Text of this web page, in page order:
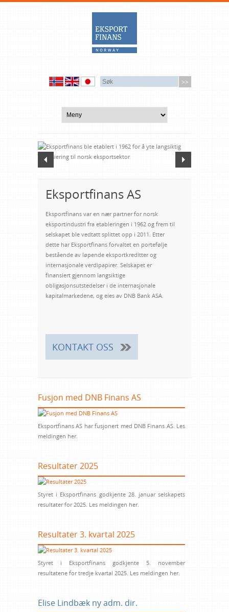
Eksportfinans AS
Eksportfinans var en nær partner for norsk
eksportindustri fra etableringen i 1962 og frem til
selskapet ble vedtatt splittet opp i 2011. Etter
dette har Eksportfinans forvaltet en portefølje
bestående av løpende eksportkreditter og
internasjonale verdipapirer. Selskapet er
finansiert gjennom langsiktige
obligasjonsutstedelser i de internasjonale
kapitalmarkedene, og eies av DNB Bank ASA.
KONTAKT OSS
Fusjon med DNB Finans AS
Eksportfinans AS har fusjonert med DNB Finans AS. Les
meldingen her.
Resultater 2025
Styret i Eksportfinans godkjente 28. januar selskapets
resultater for 2025. Les meldingen her.
Resultater 3. kvartal 2025
Styret i Eksportfinans godkjente 5. november
resultatene for tredje kvartal 2025. Les meldingen her.
Elise Lindbæk ny adm. dir.